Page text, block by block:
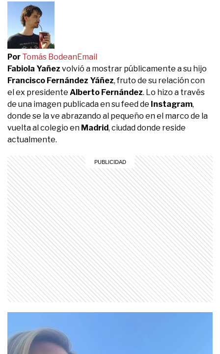
Por Tomás BodeanEmail
Fabiola Yañez volvió a mostrar públicamente a su hijo
Francisco Fernández Yáñez, fruto de su relación con
el ex presidente Alberto Fernández. Lo hizo a través
de una imagen publicada en su feed de Instagram,
donde se la ve abrazando al pequeño en el marco de la
vuelta al colegio en Madrid, ciudad donde reside
actualmente.